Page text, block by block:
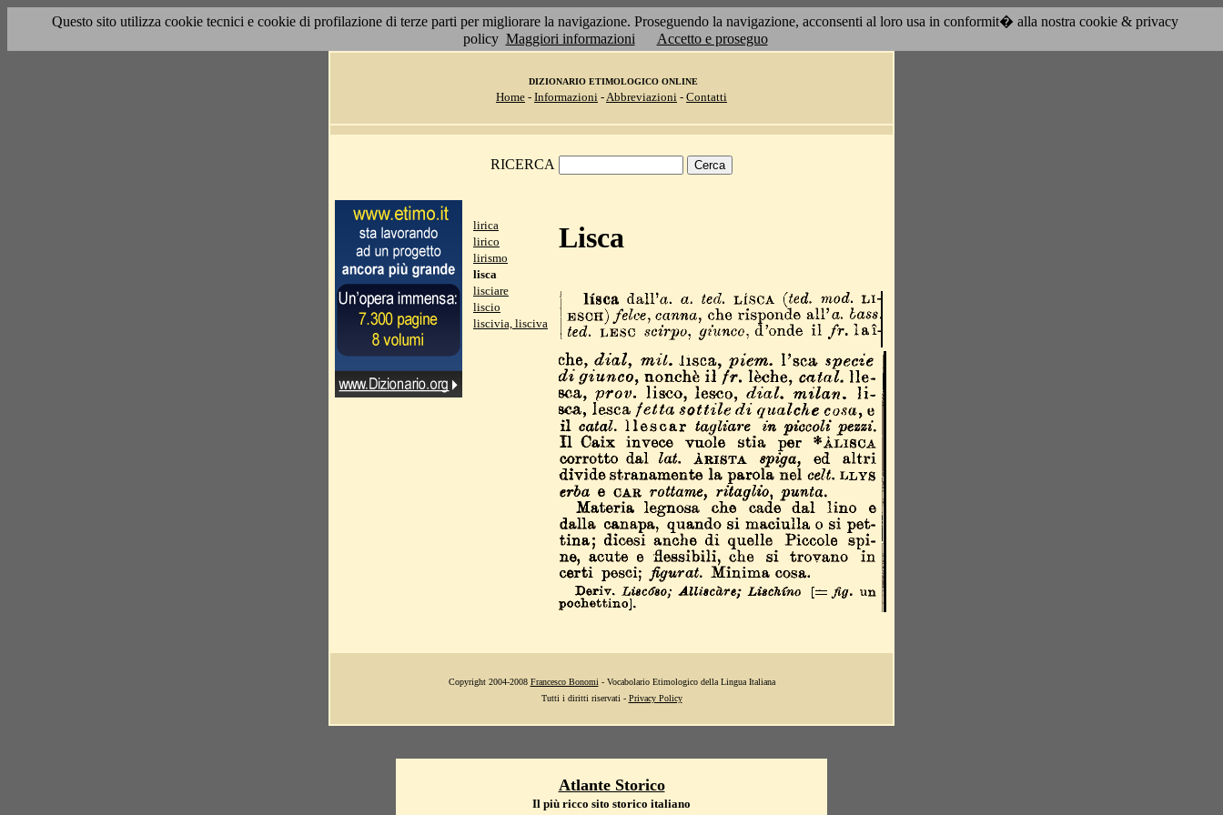
Questo sito utilizza cookie tecnici e cookie di profilazione di terze parti per migliorare la navigazione. Proseguendo la navigazione, acconsenti al loro usa in conformit� alla nostra cookie & privacy
policy Maggiori informazioni Accetto e proseguo
DIZIONARIO ETIMOLOGICO ONLINE
Home - Informazioni -Abbreviazioni - Contatti
RICERCA
lirica
lirico
lirismo
lisca
lisciare
liscio
liscivia, lisciva
Lisca
Copyright 2004-2008 Francesco Bonomi - Vocabolario Etimologico della Lingua Italiana
Tutti i diritti riservati - Privacy Policy
Atlante Storico
Il più ricco sito storico italiano